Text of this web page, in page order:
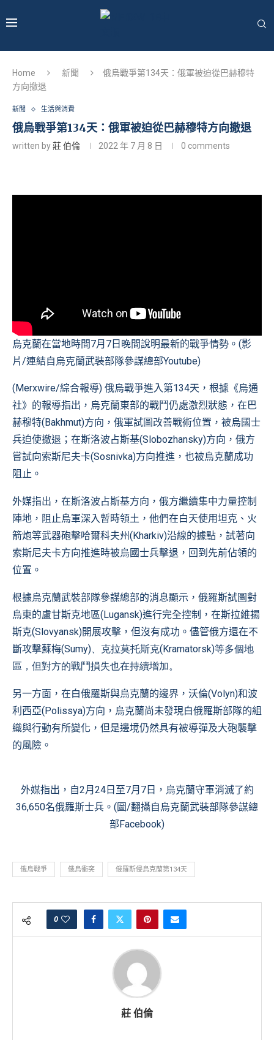
Home 新聞
俄烏戰爭第134天：俄軍被迫從巴赫穆特
方向撤退
新聞 生活與消費
俄烏戰爭第134天：俄軍被迫從巴赫穆特方向撤退
written by莊 伯倫 2022 年 7 月 8 日 0 comments
烏克蘭在當地時間7月7日晚間說明最新的戰爭情勢。(影
片/連結自 烏克蘭武裝部隊參謀總部Youtube)
(Merxwire/綜合報導) 俄烏戰爭進入第134天，根據《烏通
社》的報導指出，烏克蘭東部的戰鬥仍處激烈狀態，在巴
赫穆特(Bakhmut)方向，俄軍試圖改善戰術位置，被烏國士
兵迫使撤退；在斯洛波占斯基(Slobozhansky)方向，俄方
嘗試向索斯尼夫卡(Sosnivka)方向推進，也被烏克蘭成功
阻止。
外媒指出，在斯洛波占斯基方向，俄方繼續集中力量控制
陣地，阻止烏軍深入暫時領土，他們在白天使用坦克、火
箭炮等武器砲擊哈爾科夫州(Kharkiv)沿線的據點，試著向
索斯尼夫卡方向推進時被烏國士兵擊退，回到先前佔領的
位置。
根據烏克蘭武裝部隊參謀總部的消息顯示，俄羅斯試圖對
烏東的盧甘斯克地區(Lugansk)進行完全控制，在斯拉維揚
斯克(Slovyansk)開展攻擊，但沒有成功。儘管俄方還在不
斷攻擊蘇梅(Sumy)、克拉莫托斯克(Kramatorsk)等多個地
區，但對方的戰鬥損失也在持續增加。
另一方面，在白俄羅斯與烏克蘭的邊界，沃倫(Volyn)和波
利西亞(Polissya)方向，烏克蘭尚未發現白俄羅斯部隊的組
織與行動有所變化，但是邊境仍然具有被導彈及大砲襲擊
的風險。
外媒指出，自2月24日至7月7日，烏克蘭守軍消滅了約
36,650名俄羅斯士兵。(圖/翻攝自 烏克蘭武裝部隊參謀總
部Facebook)
俄烏戰爭 俄烏衝突 俄羅斯侵烏克蘭第134天
0
莊 伯倫